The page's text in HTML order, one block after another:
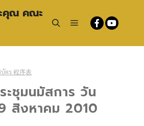
คุณ คณะ
ตร 程序表
ชุมนมัสการ วัน
สิงหาคม 2010